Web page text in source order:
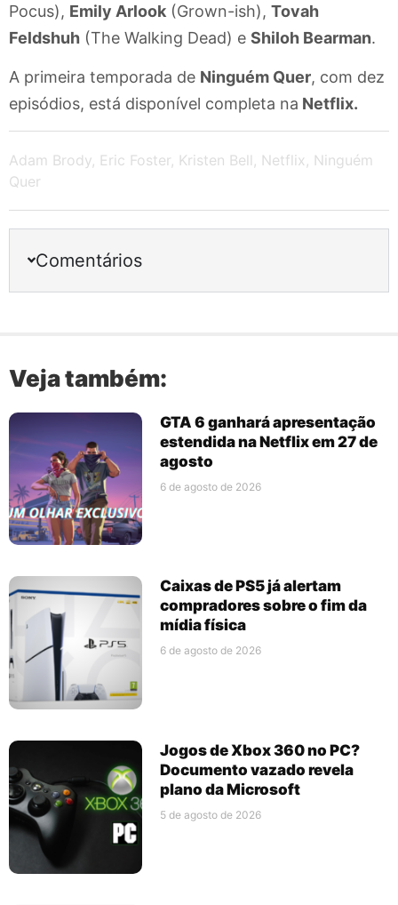
Pocus), Emily Arlook (Grown-ish), Tovah
Feldshuh (The Walking Dead) e Shiloh Bearman.
A primeira temporada de Ninguém Quer, com dez
episódios, está disponível completa na Netflix.
Adam Brody Eric Foster Kristen Bell Netflix
Ninguém
Quer
Comentários
Veja também:
GTA 6 ganhará apresentação
estendida na Netflix em 27 de
agosto
6 de agosto de 2026
Caixas de PS5 já alertam
compradores sobre o fim da
mídia física
6 de agosto de 2026
Jogos de Xbox 360 no PC?
Documento vazado revela
plano da Microsoft
5 de agosto de 2026